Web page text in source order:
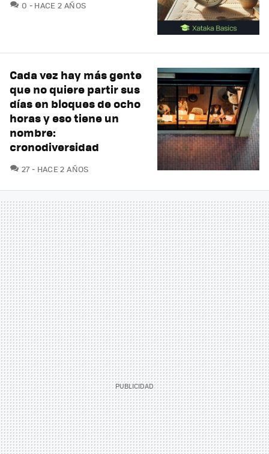
0 COMENTARIOS
HACE 2 AÑOS
Cada vez hay más gente
que no quiere partir sus
días en bloques de ocho
horas y eso tiene un
nombre:
cronodiversidad
27COMENTARIOS
HACE 2 AÑOS